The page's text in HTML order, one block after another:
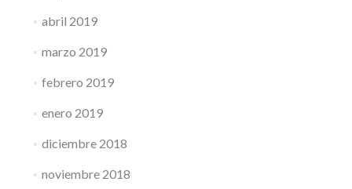
abril 2019
marzo 2019
febrero 2019
enero 2019
diciembre 2018
noviembre 2018